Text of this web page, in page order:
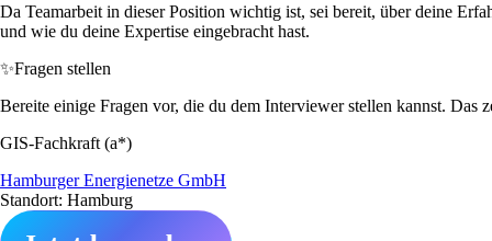
Da Teamarbeit in dieser Position wichtig ist, sei bereit, über deine
und wie du deine Expertise eingebracht hast.
✨Fragen stellen
Bereite einige Fragen vor, die du dem Interviewer stellen kannst.
GIS-Fachkraft (a*)
Hamburger Energienetze GmbH
Standort: Hamburg